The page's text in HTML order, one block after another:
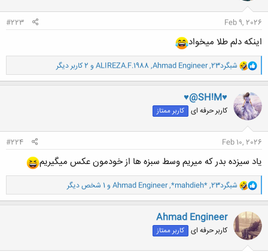
:
Feb 9, 2026
#223
اینکه دلم طلا میخواد
و
ا
ک
ش
ه
:
شبگرد23 ,
Ahmad Engineer
,
ALIREZA.F.1988 و 2 کاربر دیگر
♥@SH!M♥
کاربر حرفه ای کاربر ممتاز
Feb 10, 2026
#224
یاد سیزده بدر که میریم وسط سبزه ها از خودمون عکس میگیریم
و
ا
ک
ن
ش
ه
شبگرد23 ,
*mahdieh*
,
Ahmad Engineer و 1 شخص دیگر
Ahmad Engineer
کاربر حرفه ای کاربر ممتاز